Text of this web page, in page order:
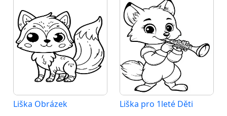
Liška Obrázek Liška pro 1leté Děti